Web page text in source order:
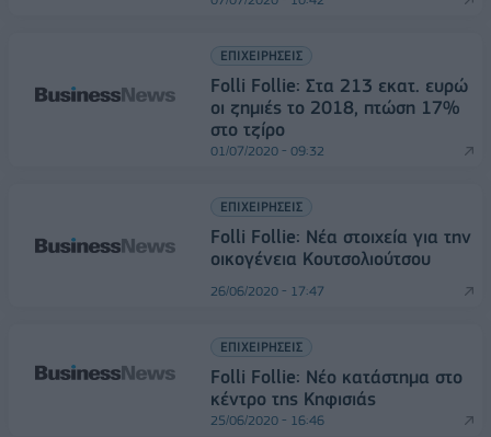
ΕΠΙΧΕΙΡΗΣΕΙΣ
Folli Follie: Στα 213 εκατ. ευρώ
οι ζημιές το 2018, πτώση 17%
στο τζίρο
01/07/2020 - 09:32
ΕΠΙΧΕΙΡΗΣΕΙΣ
Folli Follie: Νέα στοιχεία για την
οικογένεια Κουτσολιούτσου
26/06/2020 - 17:47
ΕΠΙΧΕΙΡΗΣΕΙΣ
Folli Follie: Νέο κατάστημα στο
κέντρο της Κηφισιάς
25/06/2020 - 16:46